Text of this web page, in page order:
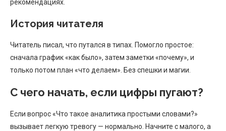
рекомендациях.
История читателя
Читатель писал, что путался в типах. Помогло простое:
сначала график «как было», затем заметки «почему», и
только потом план «что делаем». Без спешки и магии.
С чего начать, если цифры пугают?
Если вопрос «Что такое аналитика простыми словами?»
вызывает легкую тревогу — нормально. Начните с малого, а